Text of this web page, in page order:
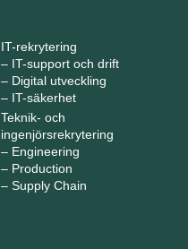
IT-rekrytering
– IT-support och drift
– Digital utveckling
– IT-säkerhet
Teknik- och
ingenjörsrekrytering
– Engineering
– Production
– Supply Chain